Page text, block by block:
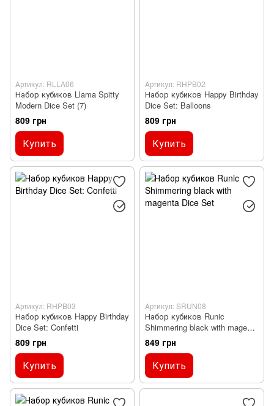
Артикул: RLLA06
Набор кубиков Llama Spitty
Modern Dice Set (7)
809 грн
Купить
Артикул: RHPB02
Набор кубиков Happy Birthday
Dice Set: Balloons
809 грн
Купить
Артикул: RHPB03
Набор кубиков Happy Birthday
Dice Set: Confetti
809 грн
Купить
Артикул: SRUN08
Набор кубиков Runic
Shimmering black with magenta
Dice Set
849 грн
Купить